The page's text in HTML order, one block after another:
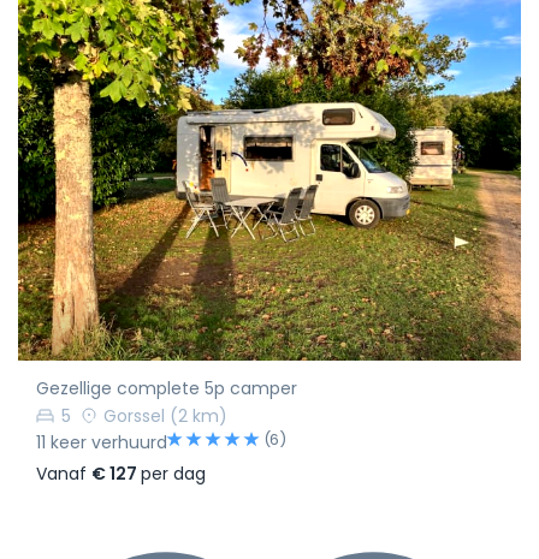
Gezellige complete 5p camper
5
Gorssel (2 km)
11 keer verhuurd
(6)
Vanaf € 127 per dag